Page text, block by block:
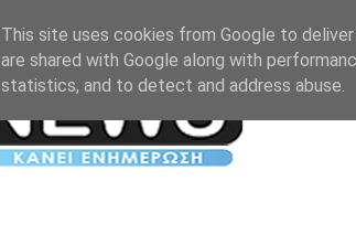
This site uses cookies from Google to
are shared with Google along with
statistics, and to detect and address abuse.